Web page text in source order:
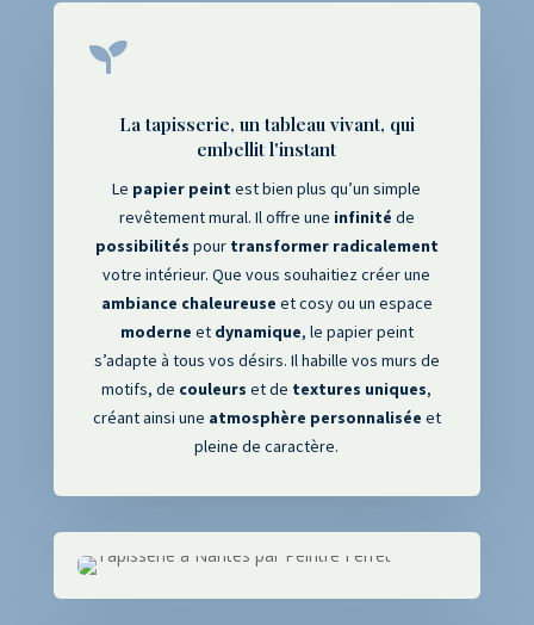

La tapisserie, un tableau vivant, qui
embellit l'instant
Le papier peint est bien plus qu’un simple
revêtement mural. Il offre une infinité de
possibilités pour transformer radicalement
votre intérieur. Que vous souhaitiez créer une
ambiance chaleureuse et cosy ou un espace
moderne et dynamique, le papier peint
s’adapte à tous vos désirs. Il habille vos murs de
motifs, de couleurs et de textures uniques,
créant ainsi une atmosphère personnalisée et
pleine de caractère.